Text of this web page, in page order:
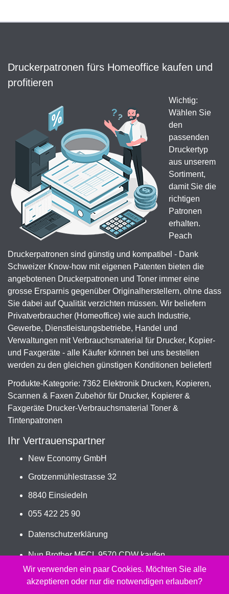
Druckerpatronen fürs Homeoffice kaufen und
profitieren
Wichtig:
Wählen Sie
den
passenden
Druckertyp
aus unserem
Sortiment,
damit Sie die
richtigen
Patronen
erhalten.
Peach
Druckerpatronen sind günstig und kompatibel - Dank
Schweizer Know-how mit eigenen Patenten bieten die
angebotenen Druckerpatronen und Toner immer eine
grosse Ersparnis gegenüber Originalherstellern, ohne dass
Sie dabei auf Qualität verzichten müssen. Wir beliefern
Privatverbraucher (Homeoffice) wie auch Industrie,
Gewerbe, Dienstleistungsbetriebe, Handel und
Verwaltungen mit Verbrauchsmaterial für Drucker, Kopier-
und Faxgeräte - alle Käufer können bei uns bestellen
werden zu den gleichen günstigen Konditionen beliefert!
Produkte-Kategorie: 7362 Elektronik Drucken, Kopieren,
Scannen & Faxen Zubehör für Drucker, Kopierer &
Faxgeräte Drucker-Verbrauchsmaterial Toner &
Tintenpatronen
Ihr Vertrauenspartner
New Economy GmbH
Grotzenmühlestrasse 32
8840 Einsiedeln
055 422 25 90
Datenschutzerklärung
Nun Brother MFCL 9570 CDW kaufen
Jetzt WT-320CL bestellen
Wir verwenden ein paar Cookies. Möchten Sie alle
akzeptieren oder nur die notwendigen erlauben?